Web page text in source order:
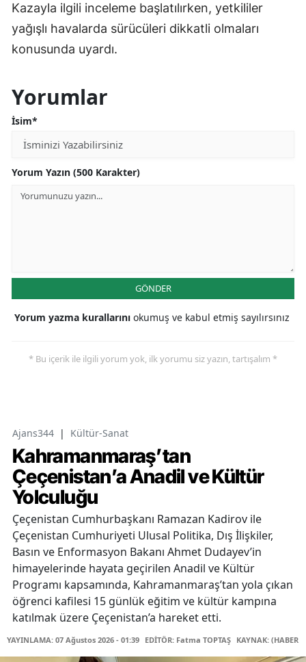
Kazayla ilgili inceleme başlatılırken, yetkililer
yağışlı havalarda sürücüleri dikkatli olmaları
konusunda uyardı.
Yorumlar
İsim*
Yorum Yazın (500 Karakter)
GÖNDER
Yorum yazma kurallarını okumuş ve kabul etmiş sayılırsınız
* Bu içerik ile ilgili yorum yok, ilk yorumu siz yazın, tartışalım *
Ajans344 | Kültür-Sanat
Kahramanmaraş’tan
Çeçenistan’a Anadil ve Kültür
Yolculuğu
Çeçenistan Cumhurbaşkanı Ramazan Kadirov ile
Çeçenistan Cumhuriyeti Ulusal Politika, Dış İlişkiler,
Basın ve Enformasyon Bakanı Ahmet Dudayev’in
himayelerinde hayata geçirilen Anadil ve Kültür
Programı kapsamında, Kahramanmaraş’tan yola çıkan
öğrenci kafilesi 15 günlük eğitim ve kültür kampına
katılmak üzere Çeçenistan’a hareket etti.
YAYINLAMA: 07 Ağustos 2026 - 01:39 EDİTÖR: Fatma TOPTAŞ KAYNAK: (HABER